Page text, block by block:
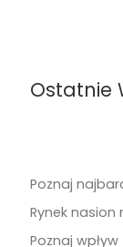
Ostatnie
Poznaj
Rynek nasion
Poznaj